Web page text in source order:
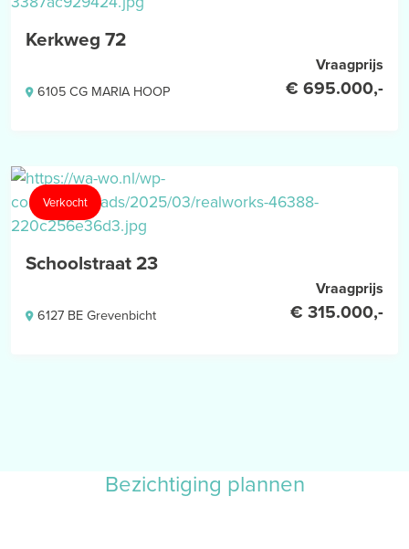
interpretatieverschillen, afrondingen of beperkingen bij het
Kerkweg 72
6105 CG MARIA HOOP
Vraagprijs
€ 695.000,-
Verkocht
Schoolstraat 23
6127 BE Grevenbicht
Vraagprijs
€ 315.000,-
Bezichtiging plannen